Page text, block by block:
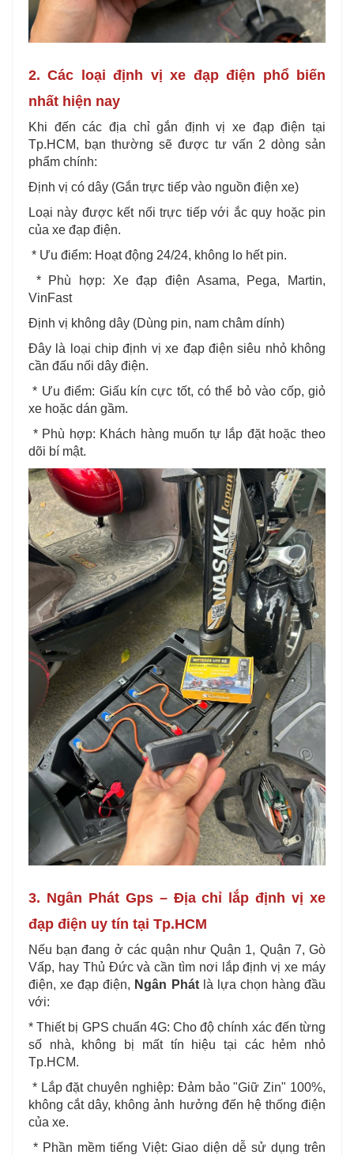
2. Các loại định vị xe đạp điện phổ biến
nhất hiện nay
Khi đến các địa chỉ gắn định vị xe đạp điện tại
Tp.HCM, bạn thường sẽ được tư vấn 2 dòng sản
phẩm chính:
Định vị có dây (Gắn trực tiếp vào nguồn điện xe)
Loại này được kết nối trực tiếp với ắc quy hoặc pin
của xe đạp điện.
* Ưu điểm: Hoạt động 24/24, không lo hết pin.
* Phù hợp: Xe đạp điện Asama, Pega, Martin,
VinFast
Định vị không dây (Dùng pin, nam châm dính)
Đây là loại chip định vị xe đạp điện siêu nhỏ không
cần đấu nối dây điện.
* Ưu điểm: Giấu kín cực tốt, có thể bỏ vào cốp, giỏ
xe hoặc dán gầm.
* Phù hợp: Khách hàng muốn tự lắp đặt hoặc theo
dõi bí mật.
3. Ngân Phát Gps – Địa chỉ lắp định vị xe
đạp điện uy tín tại Tp.HCM
Nếu bạn đang ở các quận như Quận 1, Quận 7, Gò
Vấp, hay Thủ Đức và cần tìm nơi lắp định vị xe máy
điện, xe đạp điện, Ngân Phátlà lựa chọn hàng đầu
với:
* Thiết bị GPS chuẩn 4G: Cho độ chính xác đến từng
số nhà, không bị mất tín hiệu tại các hẻm nhỏ
Tp.HCM.
* Lắp đặt chuyên nghiệp: Đảm bảo "Giữ Zin" 100%,
không cắt dây, không ảnh hưởng đến hệ thống điện
của xe.
* Phần mềm tiếng Việt: Giao diện dễ sử dụng trên